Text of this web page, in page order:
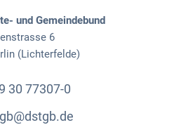
und Gemeindebund
6
(Lichterfelde)
30 77307-0